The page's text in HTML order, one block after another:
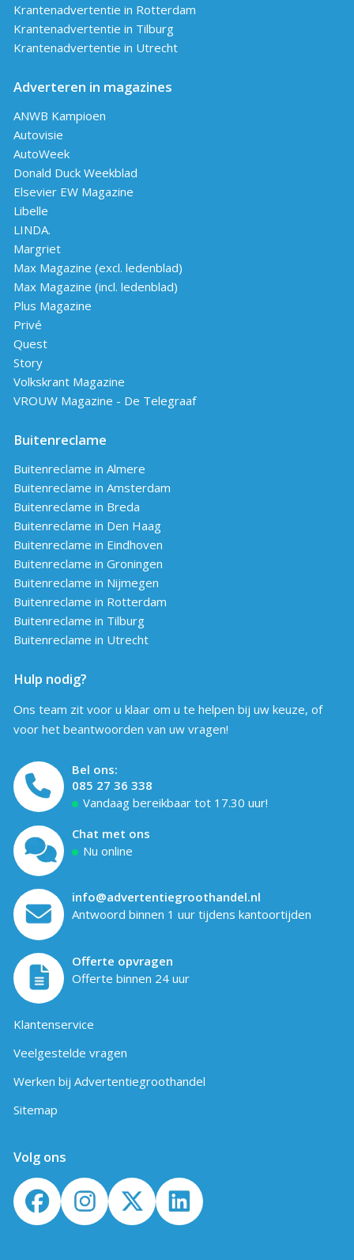
Krantenadvertentie in Rotterdam
Krantenadvertentie in Tilburg
Krantenadvertentie in Utrecht
Adverteren in magazines
ANWB Kampioen
Autovisie
AutoWeek
Donald Duck Weekblad
Elsevier EW Magazine
Libelle
LINDA.
Margriet
Max Magazine (excl. ledenblad)
Max Magazine (incl. ledenblad)
Plus Magazine
Privé
Quest
Story
Volkskrant Magazine
VROUW Magazine - De Telegraaf
Buitenreclame
Buitenreclame in Almere
Buitenreclame in Amsterdam
Buitenreclame in Breda
Buitenreclame in Den Haag
Buitenreclame in Eindhoven
Buitenreclame in Groningen
Buitenreclame in Nijmegen
Buitenreclame in Rotterdam
Buitenreclame in Tilburg
Buitenreclame in Utrecht
Hulp nodig?
Ons team zit voor u klaar om u te helpen bij uw keuze, of
voor het beantwoorden van uw vragen!
Bel ons:
085 27 36 338
Vandaag bereikbaar tot 17.30 uur!
Chat met ons
Nu online
info@advertentiegroothandel.nl
Antwoord binnen 1 uur tijdens kantoortijden
Offerte opvragen
Offerte binnen 24 uur
Klantenservice
Veelgestelde vragen
Werken bij Advertentiegroothandel
Sitemap
Volg ons